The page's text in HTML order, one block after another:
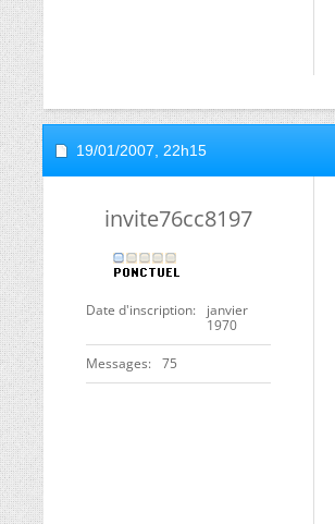
19/01/2007, 22h15
invite76cc8197
Date d'inscription
janvier
1970
Messages 75